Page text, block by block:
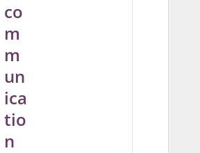
co
m
m
un
ica
tio
n